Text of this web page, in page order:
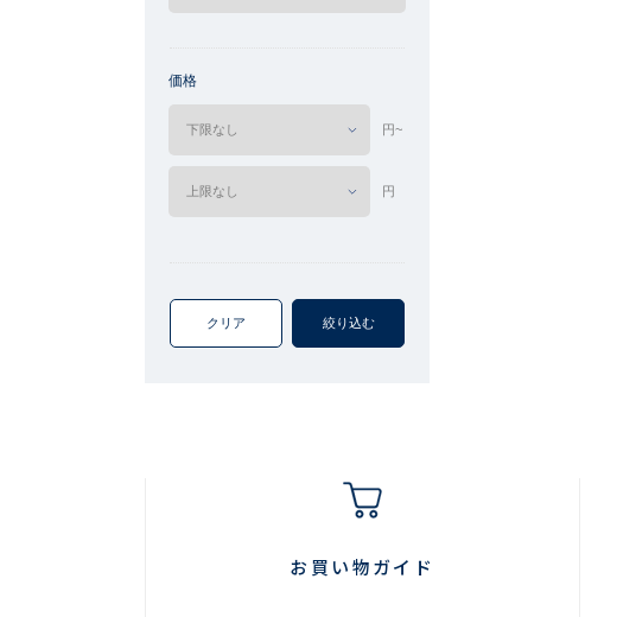
価格
円~
円
クリア 絞り込む
お買い物ガイド